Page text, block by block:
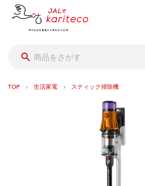
TOP › 生活家電 › スティック掃除機